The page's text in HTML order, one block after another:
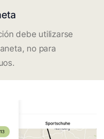
debe utilizarse
no para